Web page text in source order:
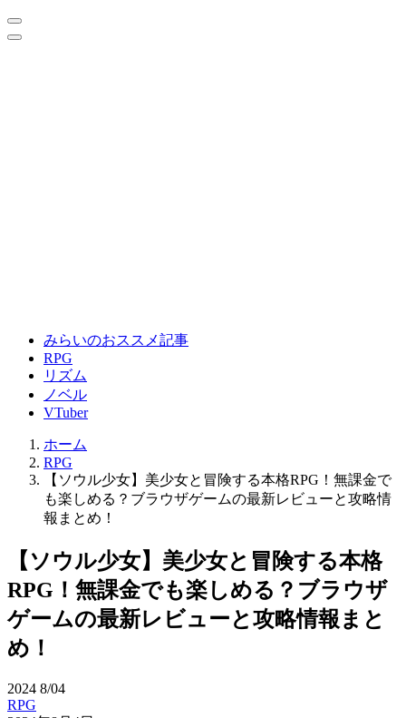
みらいのおススメ記事
RPG
リズム
ノベル
VTuber
ホーム
RPG
【ソウル少女】美少女と冒険する本格RPG！無課金で
も楽しめる？ブラウザゲームの最新レビューと攻略情
報まとめ！
【ソウル少女】美少女と冒険する本格
RPG！無課金でも楽しめる？ブラウザ
ゲームの最新レビューと攻略情報まと
め！
2024 8/04
RPG